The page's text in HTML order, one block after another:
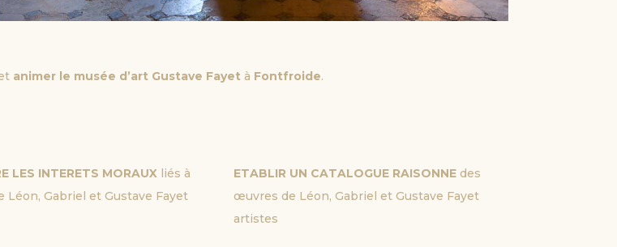
animer le musée d’art Gustave Fayet à Fontfroide.
LES INTERETS MORAUXliés à
Léon, Gabriel et Gustave Fayet
ETABLIR UN CATALOGUE RAISONNE des
œuvres de Léon, Gabriel et Gustave Fayet
artistes